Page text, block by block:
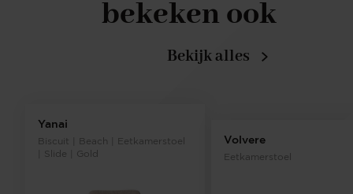
Yanai
Biscuit | Beach | Eetkamerstoel
| Slide | Gold
Volvere
Eetkamerstoel
bekeken ook
Bekijk alles